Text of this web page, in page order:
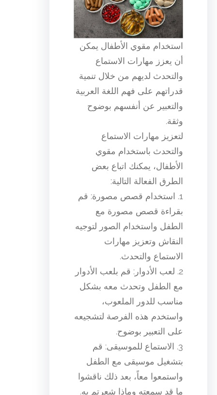
استخدام مقوي الأطفال يمكن
أن يعزز مهارات الاستماع
والتحدث لديهم من خلال تنمية
قدراتهم على فهم اللغة العربية
والتعبير عن أنفسهم بوضوح
وثقة.
لتعزيز مهارات الاستماع
والتحدث باستخدام مقوي
الأطفال، يمكنك اتباع بعض
الطرق الفعالة التالية:
1. استخدام قصص مصورة: قم
بقراءة قصص مصورة مع
الطفل واستخدام الصور لتوجيه
النقاش وتعزيز مهارات
الاستماع والتحدث.
2. لعب الأدوار: قم بلعب الأدوار
مع الطفل وتحدث معه بشكل
مناسب للدور الملعوب،
واستخدم هذه الفرصة لتشجيعه
على التعبير بوضوح.
3. الاستماع للموسيقى: قم
بتشغيل موسيقى مع الطفل
واستمعوا معاً، بعد ذلك ناقشوا
ما قد سمعته وماذا شعرتم به.